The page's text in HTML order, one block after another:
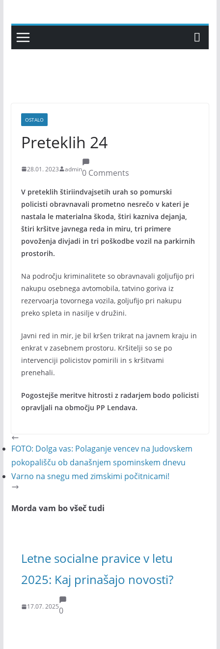
content
OSTALO
Preteklih 24
28.01. 2023 admin0 Comments
V preteklih štiriindvajsetih urah so pomurski
policisti obravnavali prometno nesrečo v kateri je
nastala le materialna škoda, štiri kazniva dejanja,
štiri kršitve javnega reda in miru, tri primere
povoženja divjadi in tri poškodbe vozil na parkirnih
prostorih.
Na področju kriminalitete so obravnavali goljufijo pri
nakupu osebnega avtomobila, tatvino goriva iz
rezervoarja tovornega vozila, goljufijo pri nakupu
preko spleta in nasilje v družini.
Javni red in mir, je bil kršen trikrat na javnem kraju in
enkrat v zasebnem prostoru. Kršitelji so se po
intervenciji policistov pomirili in s kršitvami
prenehali.
Pogostejše meritve hitrosti z radarjem bodo policisti
opravljali na območju PP Lendava.
FOTO: Dolga vas: Polaganje vencev na Judovskem
pokopališču ob današnjem spominskem dnevu
Varno na snegu med zimskimi počitnicami!
Morda vam bo všeč tudi
Letne socialne pravice v letu
2025: Kaj prinašajo novosti?
17.07. 20250